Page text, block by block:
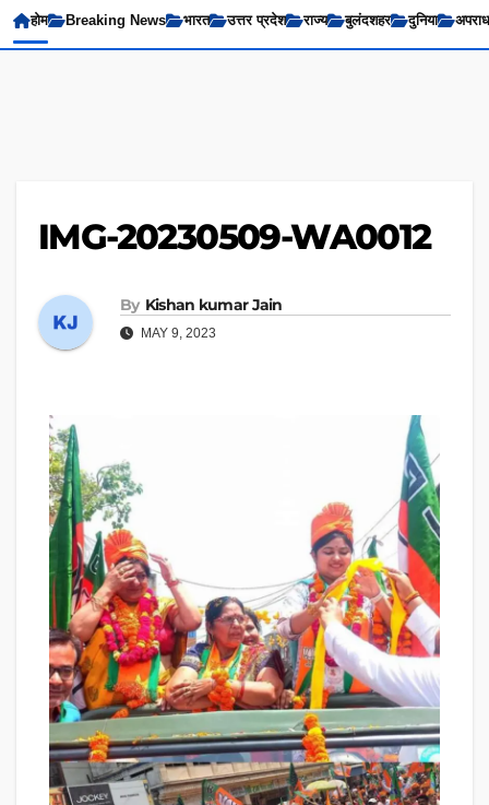
होम Breaking News भारत उत्तर प्रदेश राज्य बुलंदशहर दुनिया अपराध
IMG-20230509-WA0012
By Kishan kumar Jain
MAY 9, 2023